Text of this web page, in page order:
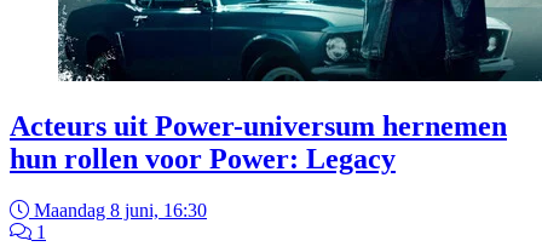
Acteurs uit Power-universum hernemen
hun rollen voor Power: Legacy
Maandag 8 juni, 16:30
1